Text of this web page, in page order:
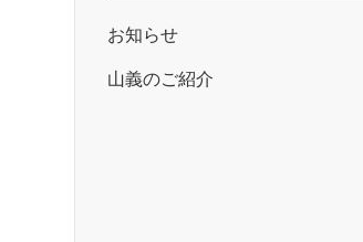
お知らせ
山義のご紹介